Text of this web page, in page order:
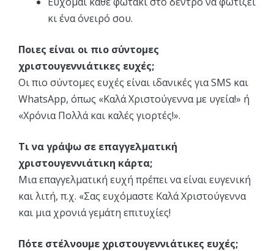
κι ένα όνειρό σου.
Ποιες είναι οι πιο σύντομες
χριστουγεννιάτικες ευχές;
Οι πιο σύντομες ευχές είναι ιδανικές για SMS και
WhatsApp, όπως «Καλά Χριστούγεννα με υγεία!» ή
«Χρόνια Πολλά και καλές γιορτές!».
Τι να γράψω σε επαγγελματική
χριστουγεννιάτικη κάρτα;
Μια επαγγελματική ευχή πρέπει να είναι ευγενική
και λιτή, π.χ. «Σας ευχόμαστε Καλά Χριστούγεννα
και μια χρονιά γεμάτη επιτυχίες!
Πότε στέλνουμε χριστουγεννιάτικες ευχές;